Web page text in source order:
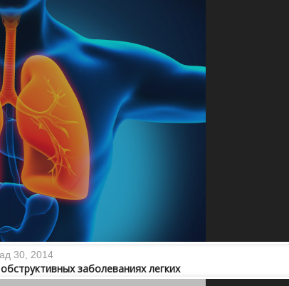
30, 2014
заболеваниях легких